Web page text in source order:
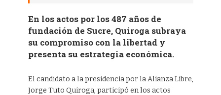
En los actos por los 487 años de
fundación de Sucre, Quiroga subraya
su compromiso con la libertad y
presenta su estrategia económica.
El candidato a la presidencia por la Alianza Libre,
Jorge Tuto Quiroga, participó en los actos